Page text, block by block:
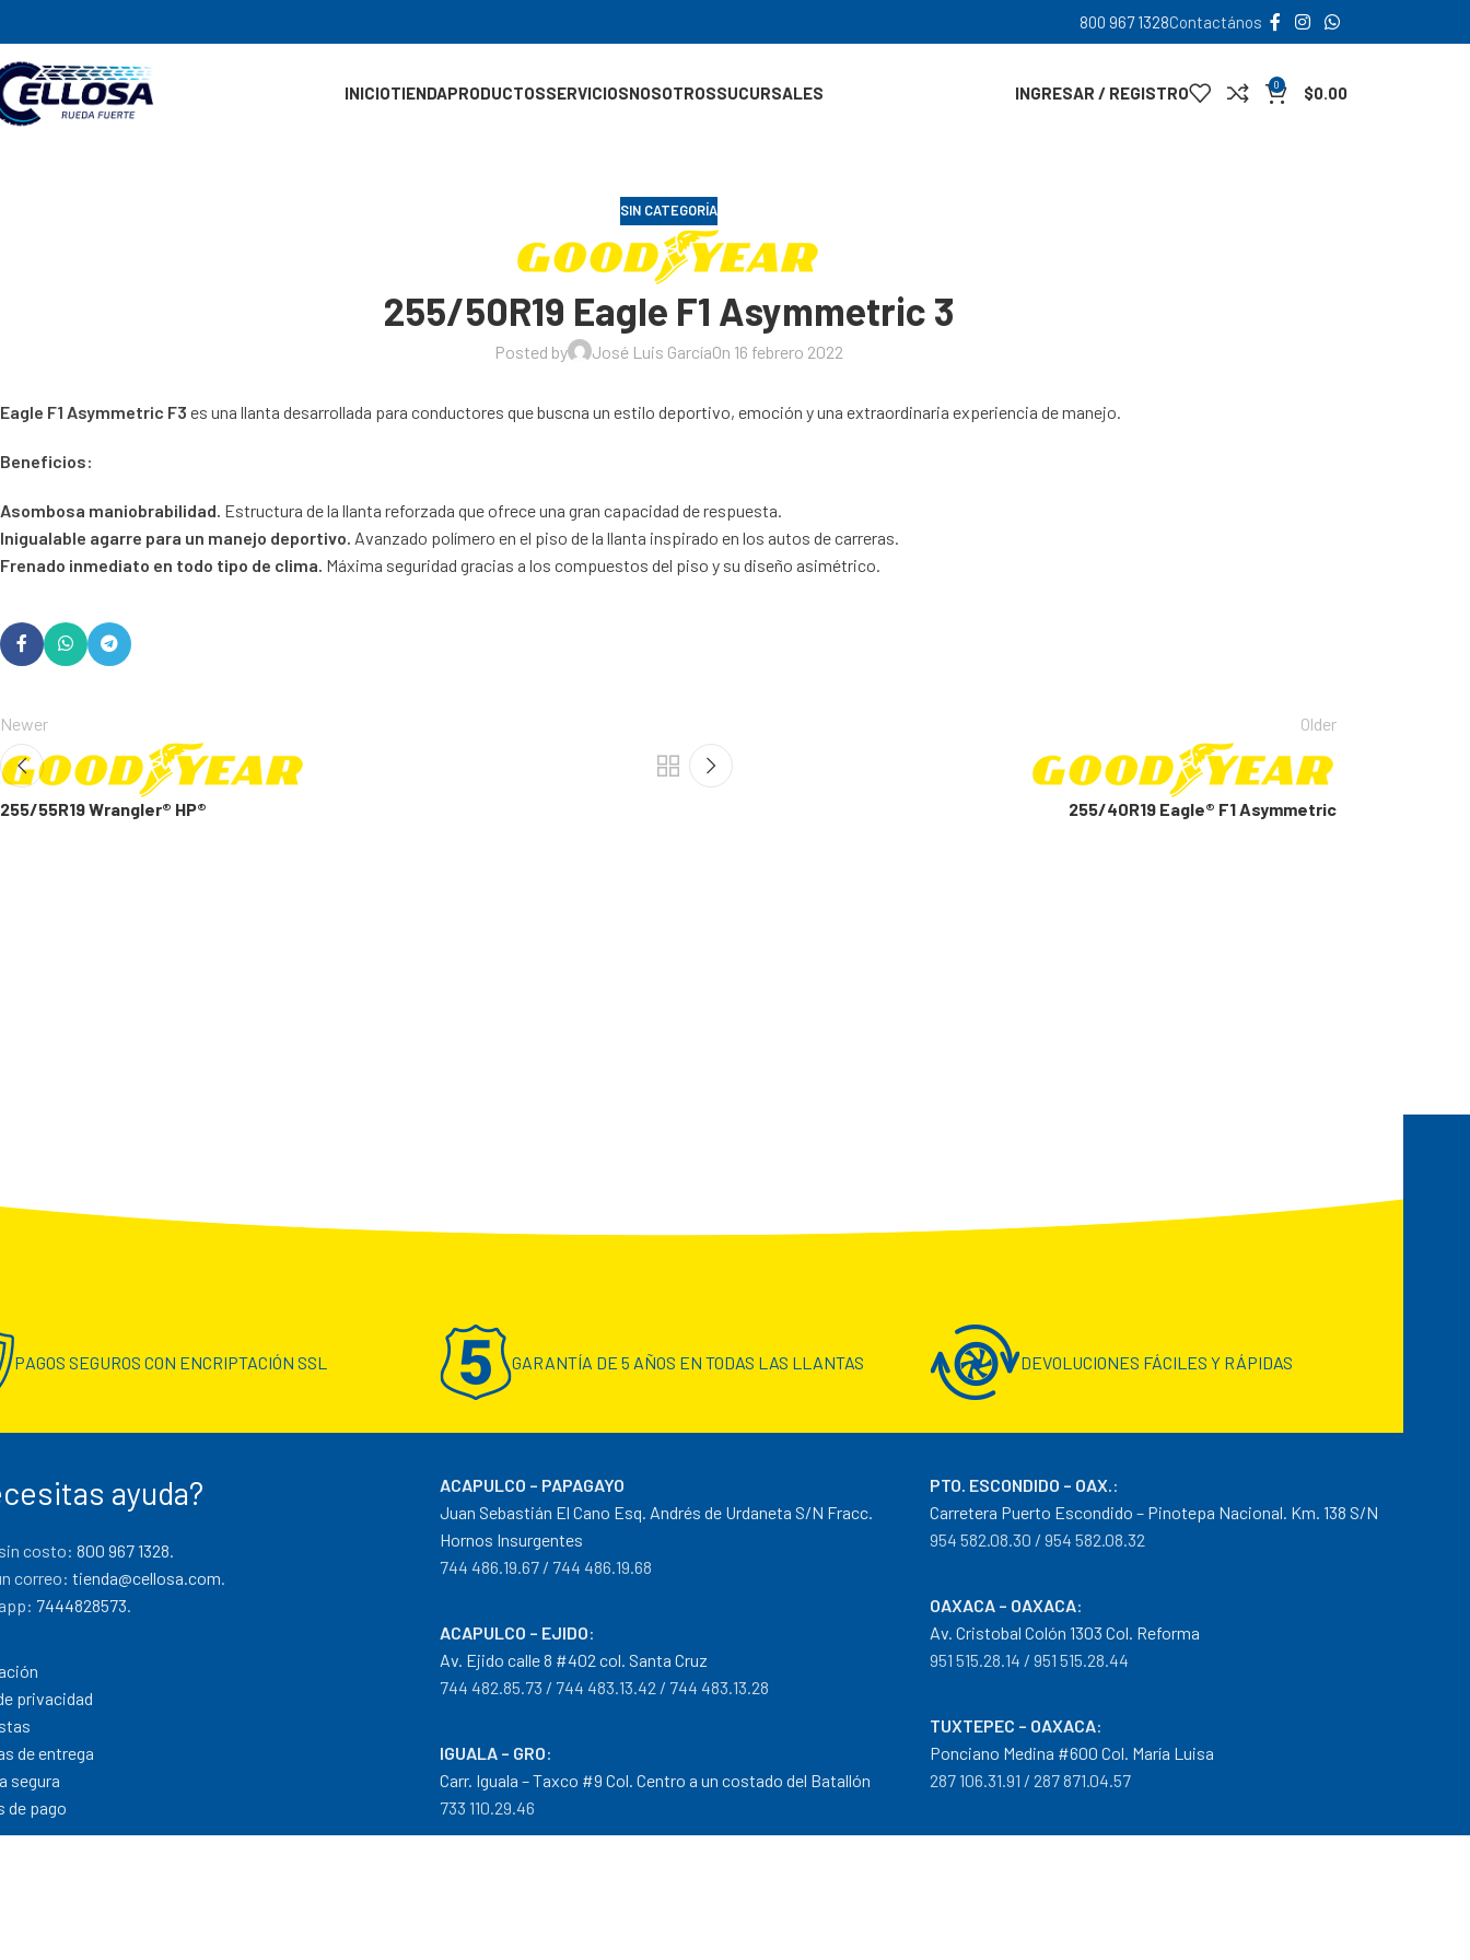
800 967 1328Contactános
INICIOTIENDAPRODUCTOSSERVICIOSNOSOTROSSUCURSALES INGRESAR / REGISTRO 0 $0.00
SIN CATEGORÍA
255/50R19 Eagle F1 Asymmetric 3
Posted by José Luis GarcíaOn 16 febrero 2022
Eagle F1 Asymmetric F3 es una llanta desarrollada para conductores que buscna un estilo deportivo, emoción y una extraordinaria experiencia de manejo.
Beneficios:
Asombosa maniobrabilidad. Estructura de la llanta reforzada que ofrece una gran capacidad de respuesta.
Inigualable agarre para un manejo deportivo. Avanzado polímero en el piso de la llanta inspirado en los autos de carreras.
Frenado inmediato en todo tipo de clima. Máxima seguridad gracias a los compuestos del piso y su diseño asimétrico.
Newer
255/55R19 Wrangler® HP®
Older
255/40R19 Eagle® F1 Asymmetric
PAGOS SEGUROS CON ENCRIPTACIÓN SSL GARANTÍA DE 5 AÑOS EN TODAS LAS LLANTAS DEVOLUCIONES FÁCILES Y RÁPIDAS
ayuda?
costo:800 967 1328.
correo:tienda@cellosa.com.
7444828573.
privacidad
de entrega
segura
de pago
ACAPULCO – PAPAGAYO
Juan Sebastián El Cano Esq. Andrés de Urdaneta S/N Fracc.
Hornos Insurgentes
744 486.19.67 / 744 486.19.68
ACAPULCO – EJIDO:
Av. Ejido calle 8 #402 col. Santa Cruz
744 482.85.73 / 744 483.13.42 / 744 483.13.28
IGUALA – GRO:
Carr. Iguala – Taxco #9 Col. Centro a un costado del Batallón
733 110.29.46
PTO. ESCONDIDO – OAX.:
Carretera Puerto Escondido – Pinotepa Nacional. Km. 138 S/N
954 582.08.30 / 954 582.08.32
OAXACA – OAXACA:
Av. Cristobal Colón 1303 Col. Reforma
951 515.28.14 / 951 515.28.44
TUXTEPEC – OAXACA:
Ponciano Medina #600 Col. María Luisa
287 106.31.91 / 287 871.04.57